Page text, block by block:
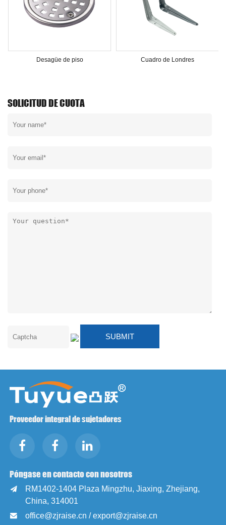
Desagüe de piso Cuadro de Londres
SOLICITUD DE CUOTA
Proveedor integral de sujetadores
Póngase en contacto con nosotros

RM1402-1404 Plaza Mingzhu, Jiaxing, Zhejiang,
China, 314001
 office@zjraise.cn / export@zjraise.cn